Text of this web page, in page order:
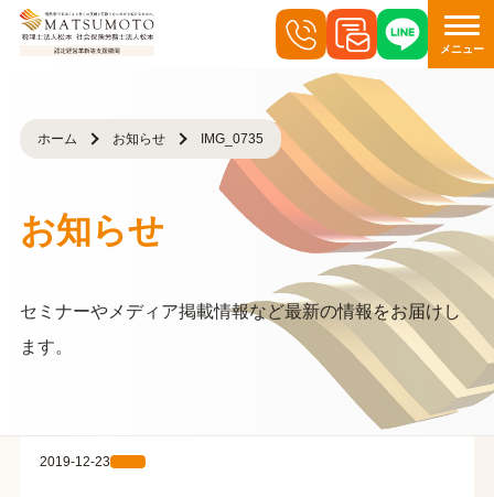
メニュー
ホーム お知らせ IMG_0735
お知らせ
セミナーやメディア掲載情報など最新の情報をお届けし
ます。
2019-12-23